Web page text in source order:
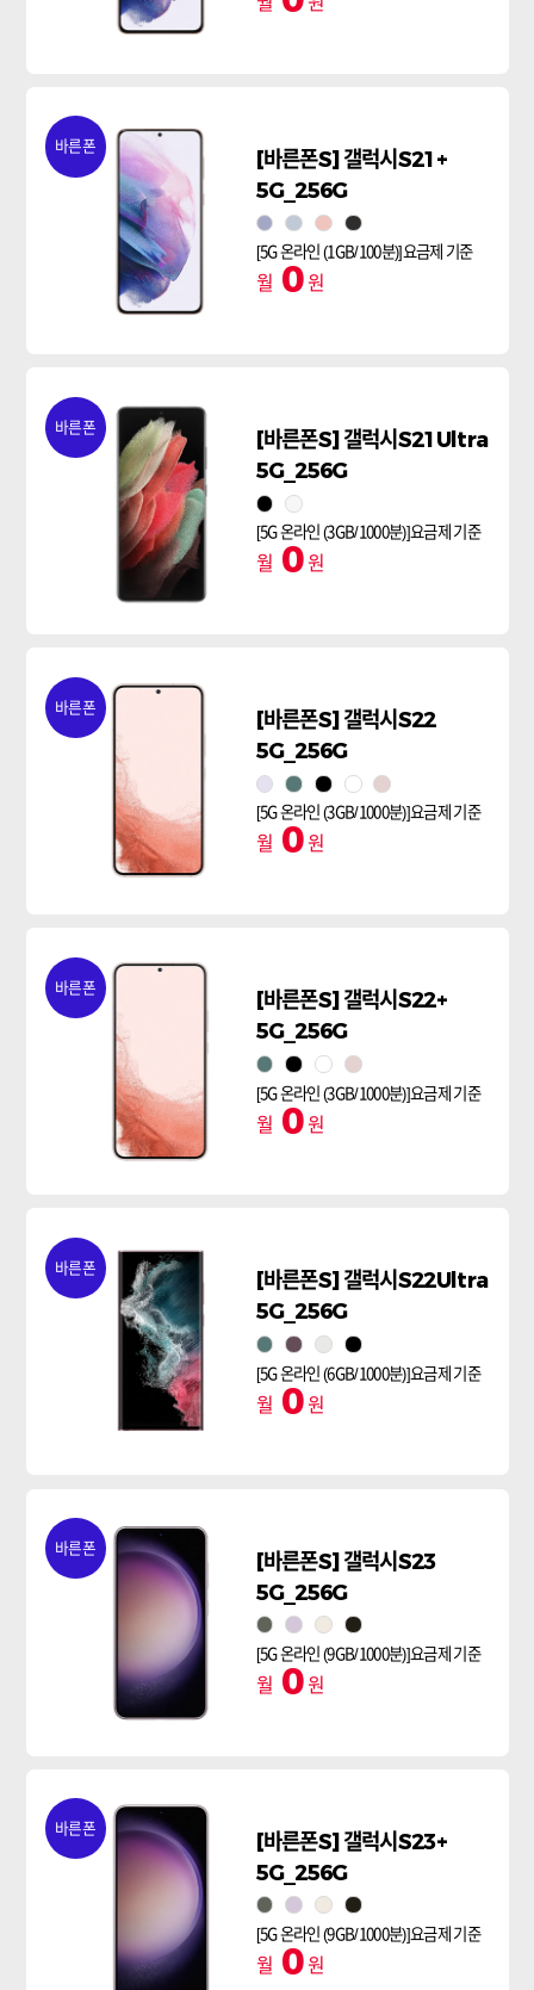
바른폰
[바른폰S] 갤럭시S21+
5G_256G
팬텀 바이올렛
팬텀 실버팬텀 핑크팬텀 블랙
[5G 온라인 (1GB/100분)]요금제 기준
월 0원
바른폰
[바른폰S] 갤럭시S21Ultra
5G_256G
팬텀블랙팬텀실버
[5G 온라인 (3GB/1000분)]요금제 기준
월 0원
바른폰
[바른폰S] 갤럭시S22
5G_256G
보라퍼플
초록 팬덤블랙팬텀 화이트
핑크골드
[5G 온라인 (3GB/1000분)]요금제 기준
월 0원
바른폰
[바른폰S] 갤럭시S22+
5G_256G
초록 팬덤블랙팬텀 화이트
핑크골드
[5G 온라인 (3GB/1000분)]요금제 기준
월 0원
바른폰
[바른폰S] 갤럭시S22Ultra
5G_256G
그린 버건디팬텀 화이트
팬텀블랙
[5G 온라인 (6GB/1000분)]요금제 기준
월 0원
바른폰
[바른폰S] 갤럭시S23
5G_256G
그린 라벤더크림
팬텀블랙
[5G 온라인 (9GB/1000분)]요금제 기준
월 0원
바른폰
[바른폰S] 갤럭시S23+
5G_256G
그린 라벤더크림
팬텀블랙
[5G 온라인 (9GB/1000분)]요금제 기준
월 0원